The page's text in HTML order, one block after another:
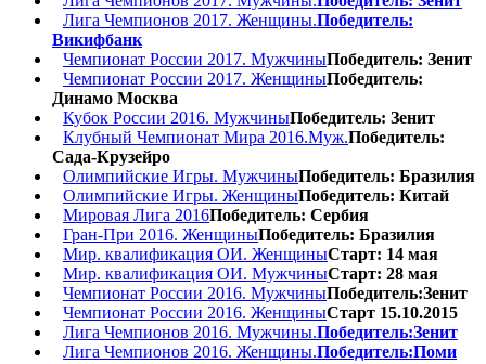
Лига Чемпионов 2017. Женщины.Победитель:
Викифбанк
Чемпионат России 2017. МужчиныПобедитель: Зенит
Чемпионат России 2017. ЖенщиныПобедитель:
Динамо Москва
Кубок России 2016. МужчиныПобедитель: Зенит
Клубный Чемпионат Мира 2016.Муж.Победитель:
Сада-Крузейро
Олимпийские Игры. МужчиныПобедитель: Бразилия
Олимпийские Игры. ЖенщиныПобедитель: Китай
Мировая Лига 2016Победитель: Сербия
Гран-При 2016. ЖенщиныПобедитель: Бразилия
Мир. квалификация ОИ. ЖенщиныСтарт: 14 мая
Мир. квалификация ОИ. МужчиныСтарт: 28 мая
Чемпионат России 2016. МужчиныПобедитель:Зенит
Чемпионат России 2016. ЖенщиныСтарт 15.10.2015
Лига Чемпионов 2016. Мужчины.Победитель:Зенит
Лига Чемпионов 2016. Женщины.Победитель:Поми